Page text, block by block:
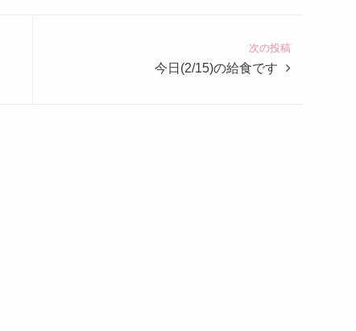
次の投稿
今日(2/15)の給食です